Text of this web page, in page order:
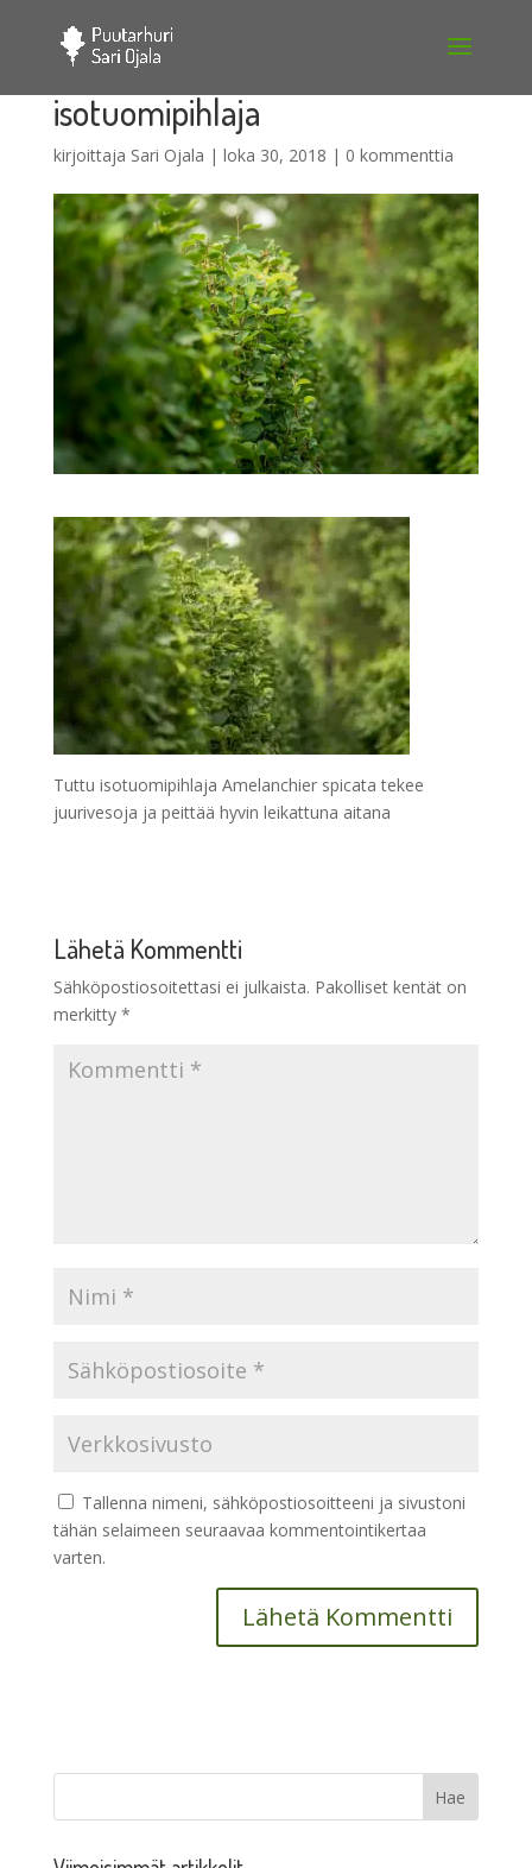
isotuomipihlaja
kirjoittaja Sari Ojala | loka 30, 2018 | 0 kommenttia
Tuttu isotuomipihlaja Amelanchier spicata tekee
juurivesoja ja peittää hyvin leikattuna aitana
Lähetä Kommentti
Sähköpostiosoitettasi ei julkaista. Pakolliset kentät on
merkitty *
Tallenna nimeni, sähköpostiosoitteeni ja sivustoni
tähän selaimeen seuraavaa kommentointikertaa
varten.